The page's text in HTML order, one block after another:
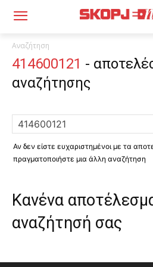
Αναζήτηση
414600121 -
αναζήτησης
Αν δεν είστε ευχαριστημένοι με τα
πραγματοποιήστε μια άλλη αναζήτηση
Κανένα
αναζήτησή σας